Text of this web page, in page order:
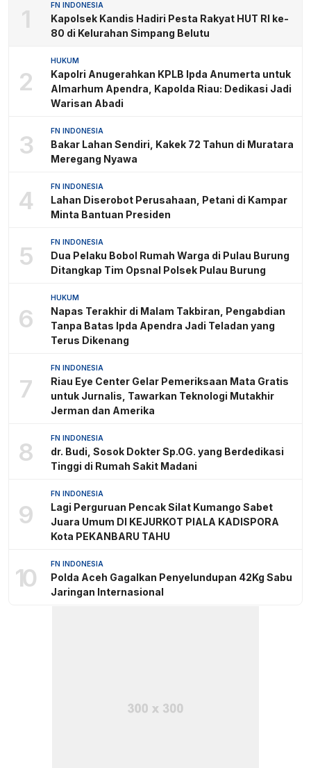
1 FN INDONESIA
Kapolsek Kandis Hadiri Pesta Rakyat HUT RI ke-
80 di Kelurahan Simpang Belutu
2
HUKUM
Kapolri Anugerahkan KPLB Ipda Anumerta untuk
Almarhum Apendra, Kapolda Riau: Dedikasi Jadi
Warisan Abadi
3 FN INDONESIA
Bakar Lahan Sendiri, Kakek 72 Tahun di Muratara
Meregang Nyawa
4 FN INDONESIA
Lahan Diserobot Perusahaan, Petani di Kampar
Minta Bantuan Presiden
5 FN INDONESIA
Dua Pelaku Bobol Rumah Warga di Pulau Burung
Ditangkap Tim Opsnal Polsek Pulau Burung
6
HUKUM
Napas Terakhir di Malam Takbiran, Pengabdian
Tanpa Batas Ipda Apendra Jadi Teladan yang
Terus Dikenang
7
FN INDONESIA
Riau Eye Center Gelar Pemeriksaan Mata Gratis
untuk Jurnalis, Tawarkan Teknologi Mutakhir
Jerman dan Amerika
8 FN INDONESIA
dr. Budi, Sosok Dokter Sp.OG. yang Berdedikasi
Tinggi di Rumah Sakit Madani
9
FN INDONESIA
Lagi Perguruan Pencak Silat Kumango Sabet
Juara Umum DI KEJURKOT PIALA KADISPORA
Kota PEKANBARU TAHU
10 FN INDONESIA
Polda Aceh Gagalkan Penyelundupan 42Kg Sabu
Jaringan Internasional